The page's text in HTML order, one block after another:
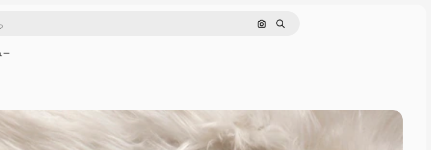
画像で検索
検索
ー